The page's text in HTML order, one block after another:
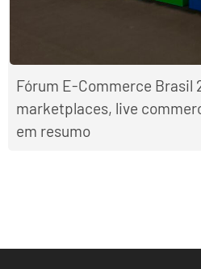
Fórum E-Commerce Brasil
marketplaces, live
em resumo